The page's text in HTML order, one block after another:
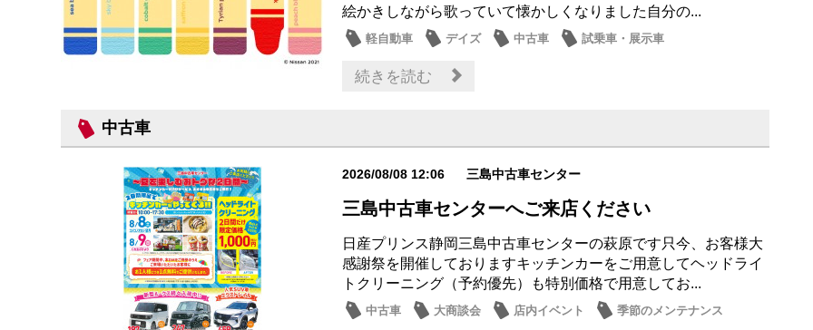
絵かきしながら歌っていて懐かしくなりました自分の...
軽自動車 デイズ 中古車 試乗車・展示車
続きを読む
中古車
2026/08/08 12:06 三島中古車センター
三島中古車センターへご来店ください
日産プリンス静岡三島中古車センターの萩原です只今、お客様大
感謝祭を開催しておりますキッチンカーをご用意してヘッドライ
トクリーニング（予約優先）も特別価格で用意してお...
中古車 大商談会 店内イベント
季節のメンテナンス